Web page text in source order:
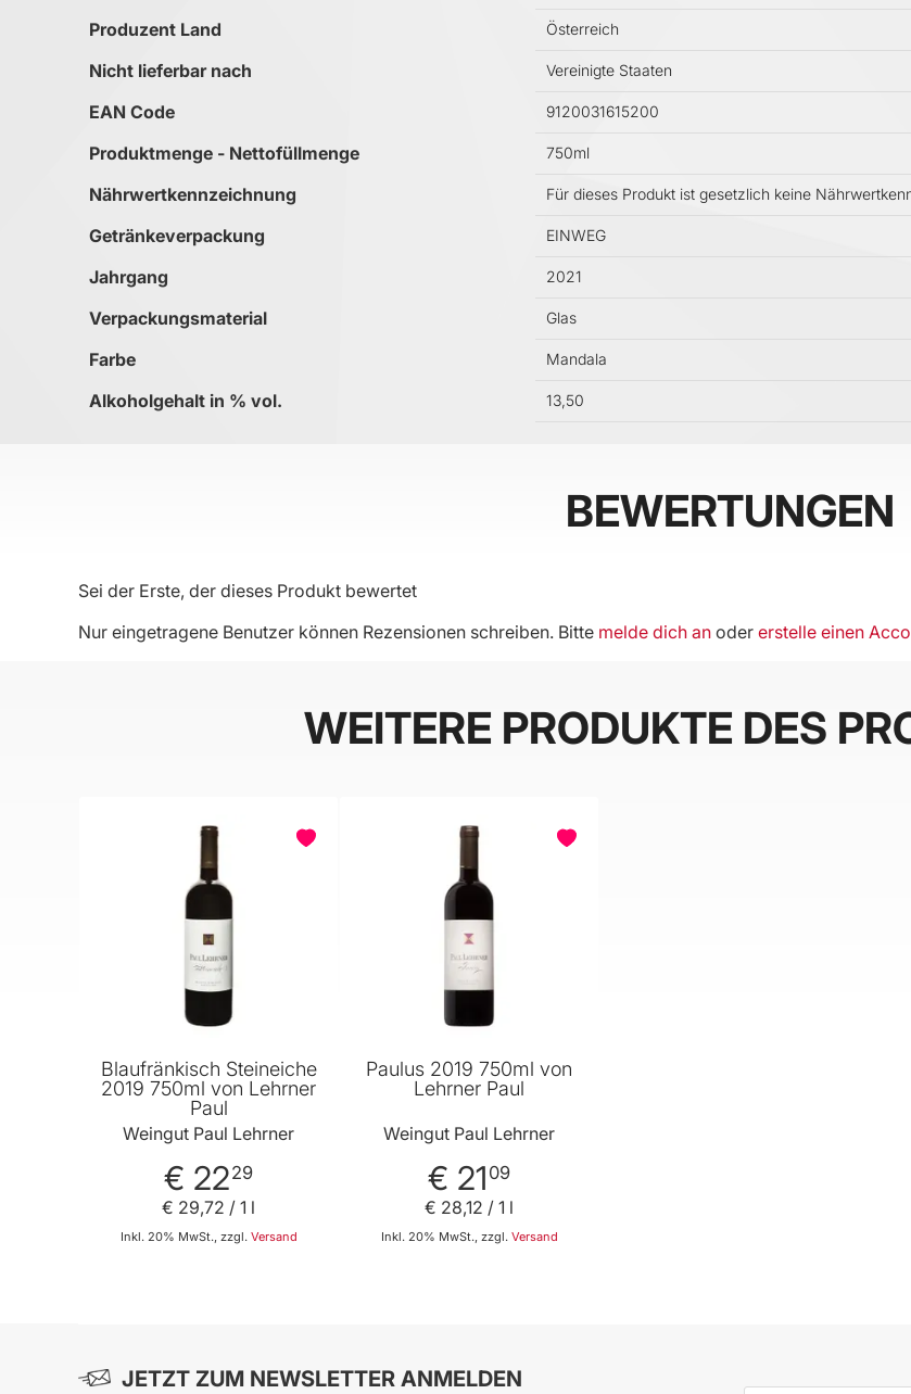
Produzent Land Österreich
Nicht lieferbar nach Vereinigte Staaten
EAN Code 9120031615200
Produktmenge - Nettofüllmenge 750ml
Nährwertkennzeichnung Für dieses Produkt ist gesetzlich keine
Getränkeverpackung EINWEG
Jahrgang 2021
Verpackungsmaterial Glas
Farbe Mandala
Alkoholgehalt in % vol. 13,50
BEWERTUNGEN
Sei der Erste, der dieses Produkt bewertet
Nur eingetragene Benutzer können Rezensionen schreiben. Bitte melde dich an oder erstelle einen
WEITERE PRODUKTE DES
Blaufränkisch Steineiche
2019 750ml von Lehrner
Paul
Weingut Paul Lehrner
€ 2229
Inkl. 20% MwSt., zzgl. Versand
€ 29,72 / 1 l
Paulus 2019 750ml von
Lehrner Paul
Weingut Paul Lehrner
€ 21 09
Inkl. 20% MwSt., zzgl. Versand
€ 28,12 / 1 l
JETZT ZUM NEWSLETTER ANMELDEN